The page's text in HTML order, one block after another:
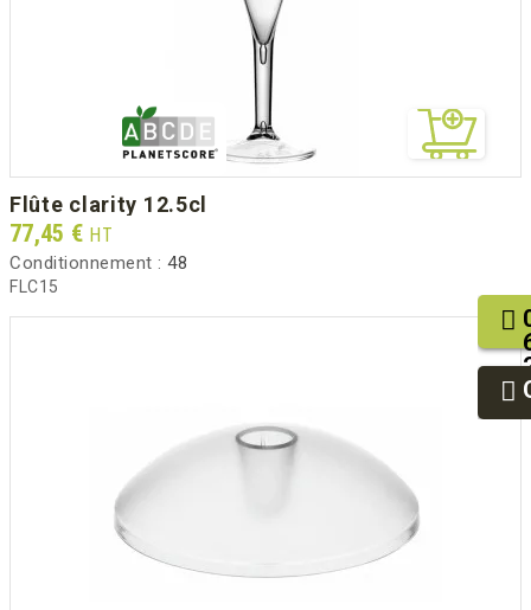
flûte clarity 12.5cl
Prix
77,45 € HT
Conditionnement : 48
FLC15